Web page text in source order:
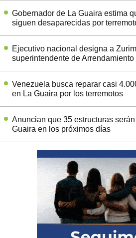
Gobernador de La Guaira estima
siguen desaparecidas por
Ejecutivo nacional designa a
superintendente de
Venezuela busca reparar casi
en La Guaira por los terremotos
Anuncian que 35 estructuras
Guaira en los próximos días